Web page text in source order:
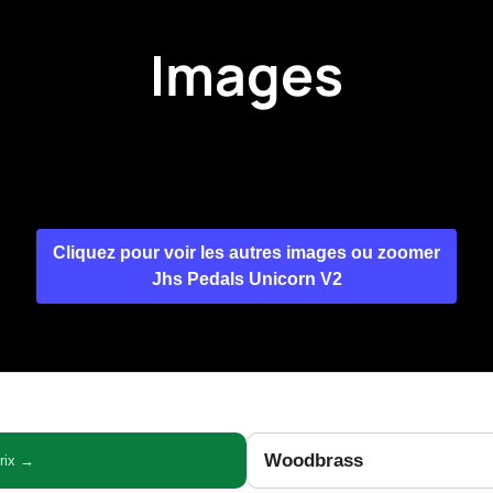
Images
Cliquez pour voir les autres images ou zoomer
Jhs Pedals Unicorn V2
→ Woodbrass